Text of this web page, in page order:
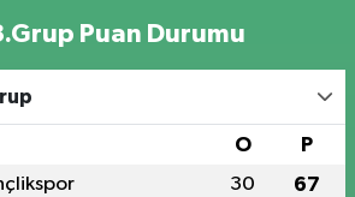
Puan Durumu
O P
30 67